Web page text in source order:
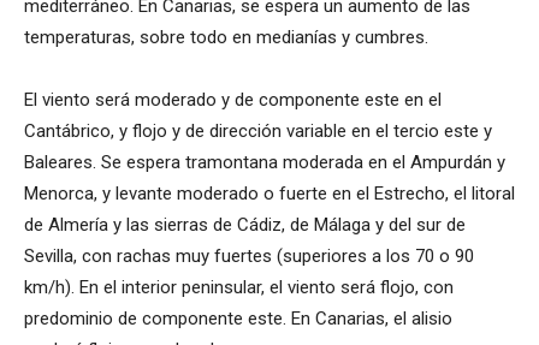
mediterráneo. En Canarias, se espera un aumento de las
temperaturas, sobre todo en medianías y cumbres.
El viento será moderado y de componente este en el
Cantábrico, y flojo y de dirección variable en el tercio este y
Baleares. Se espera tramontana moderada en el Ampurdán y
Menorca, y levante moderado o fuerte en el Estrecho, el litoral
de Almería y las sierras de Cádiz, de Málaga y del sur de
Sevilla, con rachas muy fuertes (superiores a los 70 o 90
km/h). En el interior peninsular, el viento será flojo, con
predominio de componente este. En Canarias, el alisio